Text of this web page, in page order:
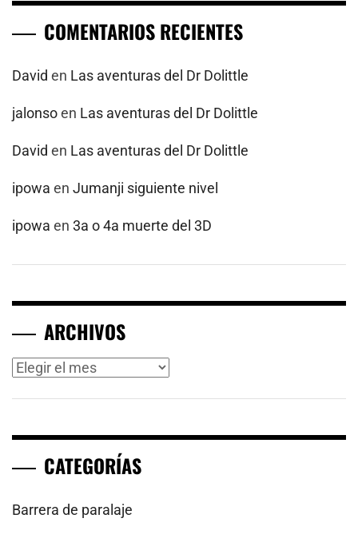
COMENTARIOS RECIENTES
David en Las aventuras del Dr Dolittle
jalonsoen Las aventuras del Dr Dolittle
David en Las aventuras del Dr Dolittle
ipowa en Jumanji siguiente nivel
ipowa en 3a o 4a muerte del 3D
ARCHIVOS
Archivos
CATEGORÍAS
Barrera de paralaje